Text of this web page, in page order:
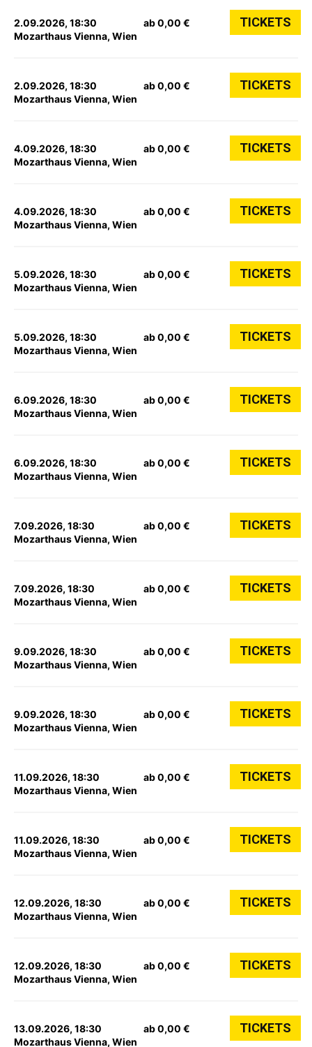
2.09.2026, 18:30
Mozarthaus Vienna, Wien
ab 0,00 € TICKETS
2.09.2026, 18:30
Mozarthaus Vienna, Wien
ab 0,00 € TICKETS
4.09.2026, 18:30
Mozarthaus Vienna, Wien
ab 0,00 € TICKETS
4.09.2026, 18:30
Mozarthaus Vienna, Wien
ab 0,00 € TICKETS
5.09.2026, 18:30
Mozarthaus Vienna, Wien
ab 0,00 € TICKETS
5.09.2026, 18:30
Mozarthaus Vienna, Wien
ab 0,00 € TICKETS
6.09.2026, 18:30
Mozarthaus Vienna, Wien
ab 0,00 € TICKETS
6.09.2026, 18:30
Mozarthaus Vienna, Wien
ab 0,00 € TICKETS
7.09.2026, 18:30
Mozarthaus Vienna, Wien
ab 0,00 € TICKETS
7.09.2026, 18:30
Mozarthaus Vienna, Wien
ab 0,00 € TICKETS
9.09.2026, 18:30
Mozarthaus Vienna, Wien
ab 0,00 € TICKETS
9.09.2026, 18:30
Mozarthaus Vienna, Wien
ab 0,00 € TICKETS
11.09.2026, 18:30
Mozarthaus Vienna, Wien
ab 0,00 € TICKETS
11.09.2026, 18:30
Mozarthaus Vienna, Wien
ab 0,00 € TICKETS
12.09.2026, 18:30
Mozarthaus Vienna, Wien
ab 0,00 € TICKETS
12.09.2026, 18:30
Mozarthaus Vienna, Wien
ab 0,00 € TICKETS
13.09.2026, 18:30
Mozarthaus Vienna, Wien
ab 0,00 € TICKETS